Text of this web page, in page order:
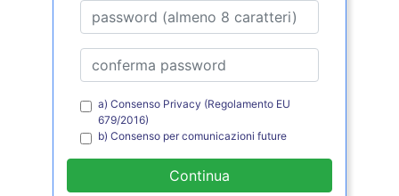
a) Consenso Privacy (Regolamento EU
679/2016)
b) Consenso per comunicazioni future
Continua